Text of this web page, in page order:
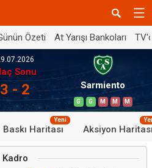
Özeti At Yarışı Bankoları
Sonu
3 - 2 Sarmiento
G G M M M
Baskı Haritası
Yeni
Aksiyon
Kadro